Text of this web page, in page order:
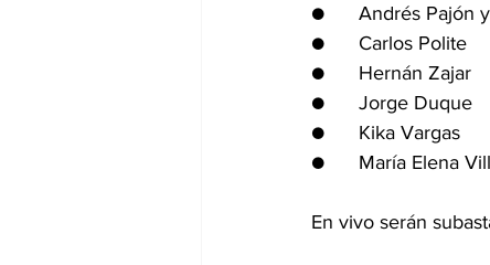
●      Andrés Pajón
●      Carlos Polite
●      Hernán Zajar
●      Jorge Duque
●      Kika Vargas
●      María Elena
En vivo serán